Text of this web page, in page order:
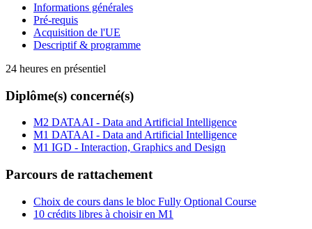
Informations générales
Pré-requis
Acquisition de l'UE
Descriptif & programme
24 heures en présentiel
Diplôme(s) concerné(s)
M2 DATAAI - Data and Artificial Intelligence
M1 DATAAI - Data and Artificial Intelligence
M1 IGD - Interaction, Graphics and Design
Parcours de rattachement
Choix de cours dans le bloc Fully Optional Course
10 crédits libres à choisir en M1